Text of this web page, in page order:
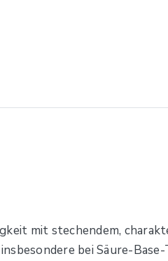
mit stechendem,
bei Säure-